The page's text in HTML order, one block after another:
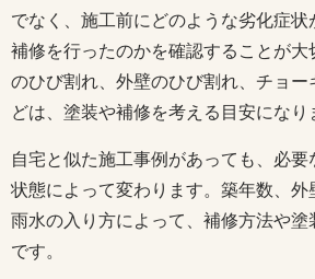
でなく、施工前にどのような劣化症状
補修を行ったのかを確認することが大
のひび割れ、外壁のひび割れ、チョー
どは、塗装や補修を考える目安になり
自宅と似た施工事例があっても、必
状態によって変わります。築年数、外
雨水の入り方によって、補修方法や塗
です。